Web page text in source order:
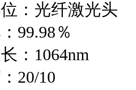
光纤激光头
％
1064nm
20/10